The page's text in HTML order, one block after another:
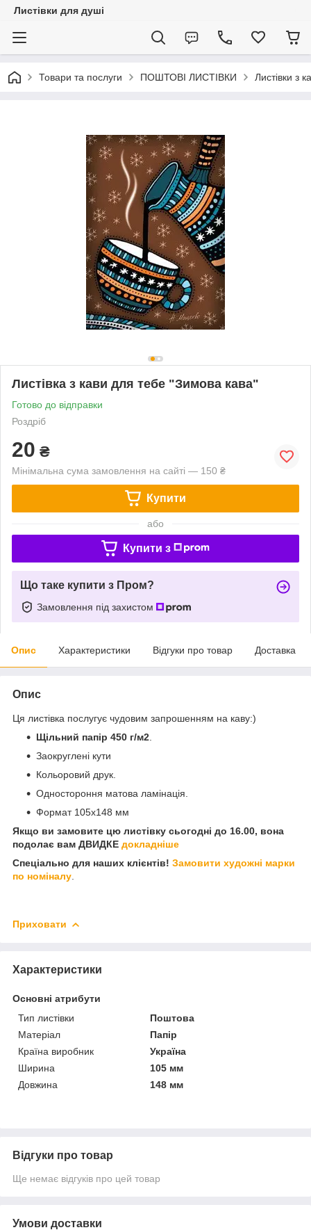
Листівки для душі
Товари та послуги ПОШТОВІ ЛИСТІВКИ Листівки з
Листівка з кави для тебе "Зимова кава"
Готово до відправки
Роздріб
20 ₴
Мінімальна сума замовлення на сайті — 150 ₴
Купити
або
Купити з
Що таке купити з Пром?
Замовлення під захистом
Опис Характеристики Відгуки про товар Доставка
Опис
Ця листівка послугує чудовим запрошенням на каву:)
Щільний папір 450 г/м2
Заокруглені кути
Кольоровий друк.
Одностороння матова ламінація.
Формат 105х148 мм
Якщо ви замовите цю листівку сьогодні до 16.00, вона
подолає вам ДВИДКЕ докладніше
Спеціально для наших клієнтів! Замовити художні марки
по номіналу
Приховати
Характеристики
Основні атрибути
Тип листівки
Поштова
Матеріал
Папір
Країна виробник
Україна
Ширина
105 мм
Довжина
148 мм
Відгуки про товар
Ще немає відгуків про цей товар
Умови доставки